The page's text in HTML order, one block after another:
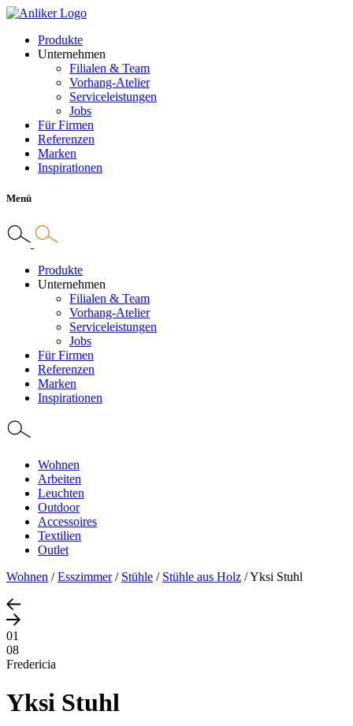
Produkte
Unternehmen
Filialen & Team
Vorhang-Atelier
Serviceleistungen
Jobs
Für Firmen
Referenzen
Marken
Inspirationen
Menü
Produkte
Unternehmen
Filialen & Team
Vorhang-Atelier
Serviceleistungen
Jobs
Für Firmen
Referenzen
Marken
Inspirationen
Wohnen
Arbeiten
Leuchten
Outdoor
Accessoires
Textilien
Outlet
Wohnen /Esszimmer/ Stühle / Stühle aus Holz /Yksi Stuhl
01
08
Fredericia
Yksi Stuhl